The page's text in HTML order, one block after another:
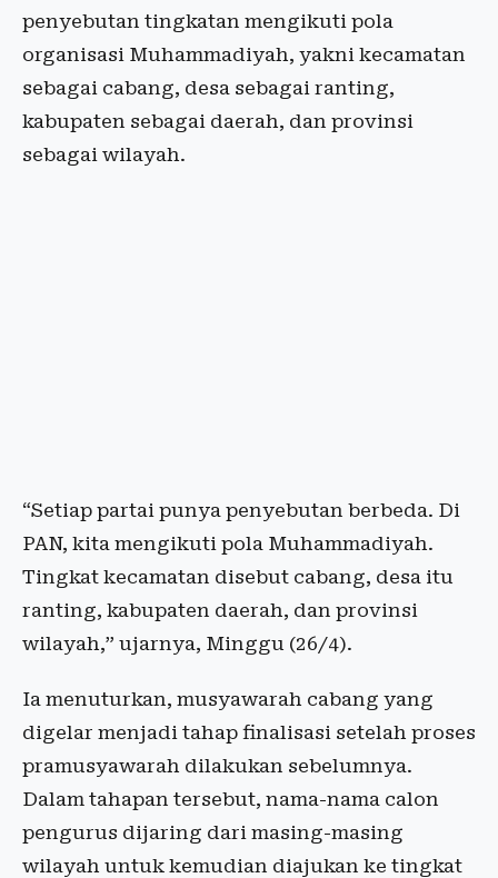
penyebutan tingkatan mengikuti pola
organisasi Muhammadiyah, yakni kecamatan
sebagai cabang, desa sebagai ranting,
kabupaten sebagai daerah, dan provinsi
sebagai wilayah.
“Setiap partai punya penyebutan berbeda. Di
PAN, kita mengikuti pola Muhammadiyah.
Tingkat kecamatan disebut cabang, desa itu
ranting, kabupaten daerah, dan provinsi
wilayah,” ujarnya, Minggu (26/4).
Ia menuturkan, musyawarah cabang yang
digelar menjadi tahap finalisasi setelah proses
pramusyawarah dilakukan sebelumnya.
Dalam tahapan tersebut, nama-nama calon
pengurus dijaring dari masing-masing
wilayah untuk kemudian diajukan ke tingkat